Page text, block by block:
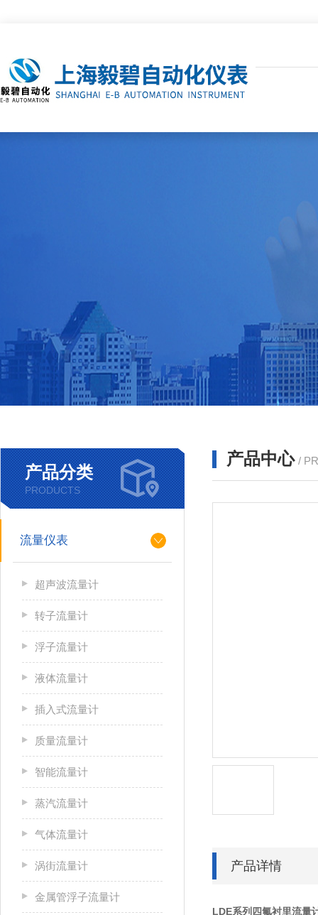
产品分类
PRODUCTS
流量仪表
超声波流量计
转子流量计
浮子流量计
液体流量计
插入式流量计
质量流量计
智能流量计
蒸汽流量计
气体流量计
涡街流量计
金属管浮子流量计
产品中心 /
产品详情
LDE系列四氟衬里流量